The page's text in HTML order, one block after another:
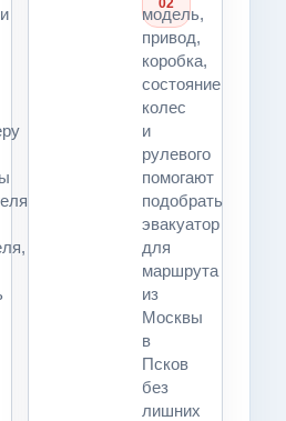
02
модель,
привод,
коробка,
состояние
колес
и
рулевого
помогают
подобрать
эвакуатор
для
маршрута
из
Москвы
в
Псков
без
лишних